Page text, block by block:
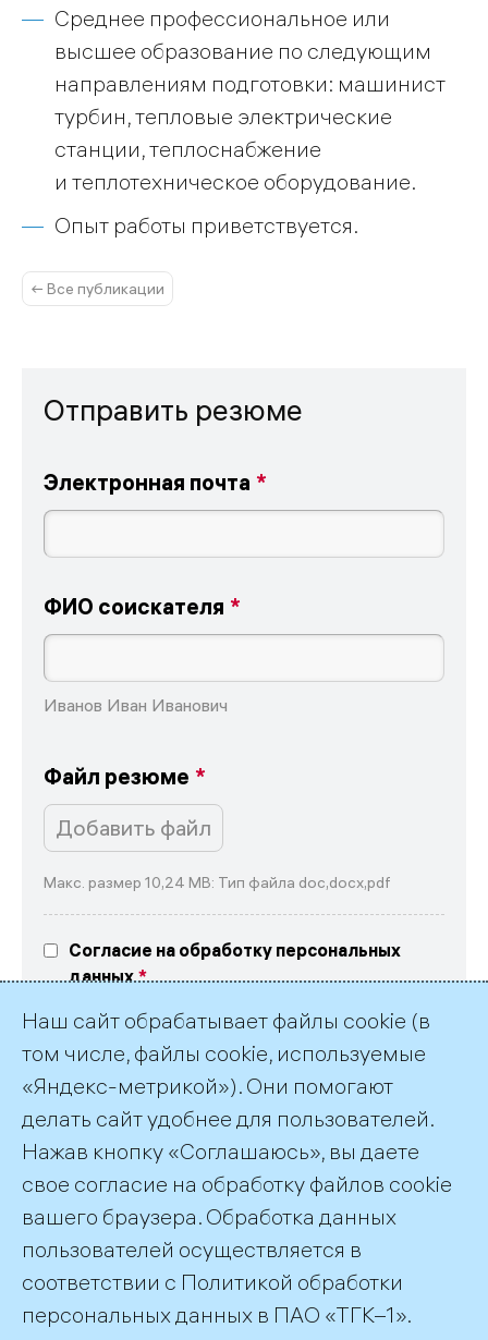
Среднее профессиональное или
высшее образование по следующим
направлениям подготовки: машинист
турбин, тепловые электрические
станции, теплоснабжение
и теплотехническое оборудование.
Опыт работы приветствуется.
← Все публикации
Отправить резюме
Электронная почта
ФИО соискателя
Иванов Иван Иванович
Файл резюме
Добавить файл
Макс. размер 10,24 MB: Тип файла doc,docx,pdf
Согласие на обработку персональных
данных
персональных данных в соответствие
с текстомсогласияиполитикой обработки
персональных данных ПАО «ТГК-1»
©2026 ПАО «ТГК–1»
Наш сайт обрабатывает файлы cookie (в
том числе, файлы cookie, используемые
«Яндекс-метрикой»). Они помогают
делать сайт удобнее для пользователей.
Нажав кнопку «Соглашаюсь», вы даете
свое согласие на обработку файлов cookie
вашего браузера. Обработка данных
пользователей осуществляется в
соответствии с Политикой обработки
персональных данных в ПАО «ТГК–1».